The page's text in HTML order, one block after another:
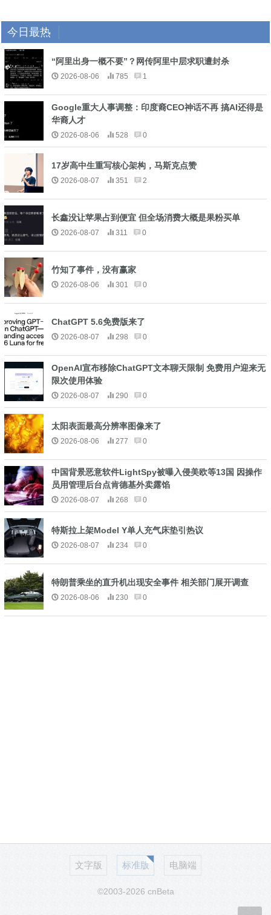
今日最热
“阿里出身一概不要”？网传阿里中层求职遭封杀
2026-08-06 785 1
Google重大人事调整：印度裔CEO神话不再 搞AI还得是
华裔人才
2026-08-06 528 0
17岁高中生重写核心架构，马斯克点赞
2026-08-07 351 2
长鑫没让苹果占到便宜 但全场消费大概是果粉买单
2026-08-07 311 0
竹知了事件，没有赢家
2026-08-06 301 0
ChatGPT 5.6免费版来了
2026-08-07 298 0
OpenAI宣布移除ChatGPT文本聊天限制 免费用户迎来无
限次使用体验
2026-08-07 290 0
太阳表面最高分辨率图像来了
2026-08-06 277 0
中国背景恶意软件LightSpy被曝入侵美欧等13国 因操作
员用管理后台点肯德基外卖露馅
2026-08-07 268 0
特斯拉上架Model Y单人充气床垫引热议
2026-08-07 234 0
特朗普乘坐的直升机出现安全事件 相关部门展开调查
2026-08-06 230 0
文字版 标准版 电脑端
©2003-2026 cnBeta